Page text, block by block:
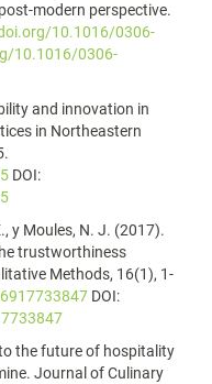
modern perspective.
10.1016/0306-
10.1016/0306-
and innovation in
in Northeastern
DOI:
y Moules, N. J. (2017).
trustworthiness
Methods, 16(1), 1-
DOI:
the future of hospitality
Journal of Culinary